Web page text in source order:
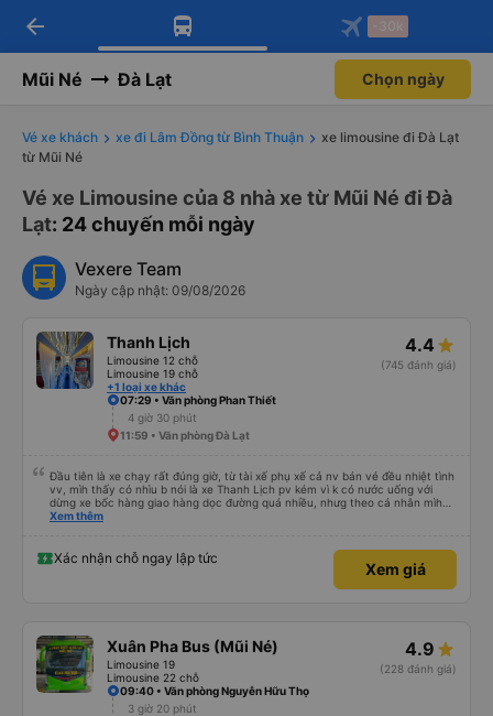
Tải app Vexere ngay!
Nhận ưu đãi thành viên độc
Mở app
Tải app Vexere
-30k/ghế khi đặt vé máy bay qua
Mở app
arrow_back -30k
Mũi Né Đà Lạt Chọn ngày
Vé xe khách xe đi Lâm Đồng từ Bình Thuận
xe limousine đi Đà Lạt
từ Mũi Né
Vé xe Limousine của 8 nhà xe từ Mũi Né đi Đà
Lạt: 24 chuyến mỗi ngày
Vexere Team
Ngày cập nhật: 09/08/2026
Thanh Lịch
Limousine 12 chỗ
Limousine 19 chỗ
+1 loại xe khác
4.4
(745 đánh giá)
07:29 • Văn phòng Phan Thiết
4 giờ 30 phút
11:59 • Văn phòng Đà Lạt
Đầu tiên là xe chạy rất đúng giờ, từ tài xế phụ xế cả nv bán vé đều nhiệt tình
vv, mìh thấy có nhìu b nói là xe Thanh Lịch pv kém vì k có nước uống với
dừng xe bốc hàng giao hàng dọc đường quá nhiều, nhưg theo cá nhân mìh
thấy với giá có 200k xe giường nằm máy lạnh thì cũg k nên đòi hỏi thêm nữa,
người bị say sóng thì ngta sẽ vô cùng khó chịu ák 😁, cuối cùng thì mìh chốt
câu cuối là mìh rất hài lòng với nhà xe Thanh Lịch - dv không nuông chiều ng
Xem thêm
Xác nhận chỗ ngay lập tức
Xem giá
Xuân Pha Bus (Mũi Né)
Limousine 19
Limousine 22 chỗ
4.9
(228 đánh giá)
09:40 • Văn phòng Nguyễn Hữu Thọ
3 giờ 20 phút